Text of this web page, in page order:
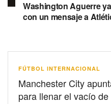
Washington Aguerre
con un mensaje a
FÚTBOL INTERNACIONAL
Manchester City
para llenar el vacío de